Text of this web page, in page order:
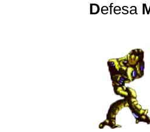
Defesa